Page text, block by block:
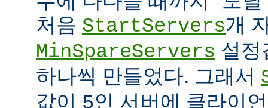
처음 StartServers개
MinSpareServers 설정
하나씩 만들었다. 그래서
값이 5인 서버에 클라이